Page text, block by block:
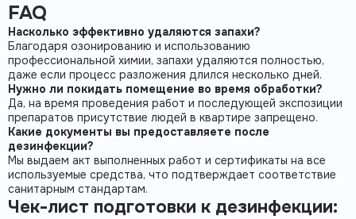
FAQ
Насколько эффективно удаляются запахи?
Благодаря озонированию и использованию
профессиональной химии, запахи удаляются полностью,
даже если процесс разложения длился несколько дней.
Нужно ли покидать помещение во время обработки?
Да, на время проведения работ и последующей экспозиции
препаратов присутствие людей в квартире запрещено.
Какие документы вы предоставляете после
дезинфекции?
Мы выдаем акт выполненных работ и сертификаты на все
используемые средства, что подтверждает соответствие
санитарным стандартам.
Чек-лист подготовки к дезинфекции: